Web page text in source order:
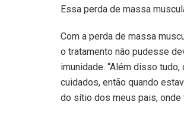
Essa perda de massa
Com a perda de massa
o tratamento não pudesse
imunidade. “Além disso
cuidados, então quando
do sítio dos meus pais, onde